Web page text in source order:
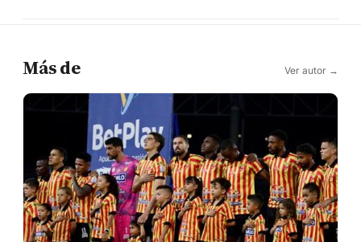
Más de Ver autor →